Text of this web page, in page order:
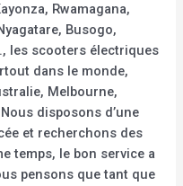
Rwamagana,
Busogo,
les scooters électriques
dans le monde,
Melbourne,
disposons d’une
et recherchons des
temps, le bon service a
pensons que tant que